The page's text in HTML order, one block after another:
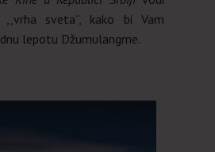
sveta”, kako bi Vam
lepotu Džumulangme.